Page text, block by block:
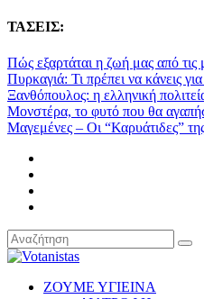
ΤΑΣΕΙΣ:
Πώς εξαρτάται η ζωή μας από τις
Πυρκαγιά: Τι πρέπει να κάνεις
Ξανθόπουλος: η ελληνική
Μονστέρα, το φυτό που θα
Μαγεμένες – Οι “Καρυάτιδες”
ΖΟΥΜΕ ΥΓΙΕΙΝΑ